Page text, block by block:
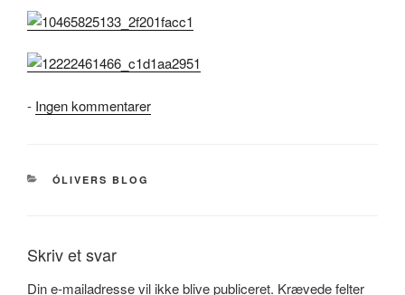
- Ingen kommentarertil
KATEGORIER
ÓLIVERS BLOG
Skriv et svar
Din e-mailadresse vil ikke blive publiceret. Krævede felter